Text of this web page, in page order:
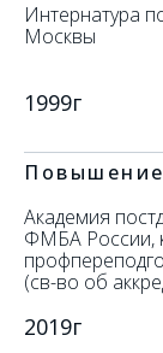
Интернатура
Москвы
1999г
Академия
ФМБА России,
(св-во об
2019г